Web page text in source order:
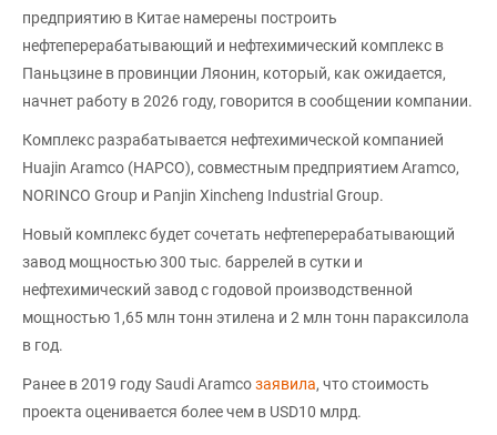
предприятию в Китае намерены построить
нефтеперерабатывающий и нефтехимический комплекс в
Паньцзине в провинции Ляонин, который, как ожидается,
начнет работу в 2026 году, говорится в сообщении компании.
Комплекс разрабатывается нефтехимической компанией
Huajin Aramco (HAPCO), совместным предприятием Aramco,
NORINCO Group и Panjin Xincheng Industrial Group.
Новый комплекс будет сочетать нефтеперерабатывающий
завод мощностью 300 тыс. баррелей в сутки и
нефтехимический завод с годовой производственной
мощностью 1,65 млн тонн этилена и 2 млн тонн параксилола
в год.
Ранее в 2019 году Saudi Aramcoзаявила, что стоимость
проекта оценивается более чем в USD10 млрд.